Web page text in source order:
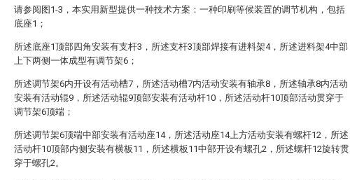
请参阅图1-3，本实用新型提供一种技术方案：一种印刷等候装置的调节机构，包括
底座1；
所述底座1顶部四角安装有支杆3，所述支杆3顶部焊接有进料架4，所述进料架4中部
上下两侧一体成型有调节架6；
所述调节架6内开设有活动槽7，所述活动槽7内活动安装有轴承8，所述轴承8内活动
安装有活动辊9，所述活动辊9顶部安装有活动杆10，所述活动杆10顶部活动贯穿于
调节架6顶端；
所述调节架6顶端中部安装有活动座14，所述活动座14上方活动安装有螺杆12，所述
活动杆10顶部内侧安装有横板11，所述横板11中部开设有螺孔2，所述螺杆12旋转贯
穿于螺孔2。